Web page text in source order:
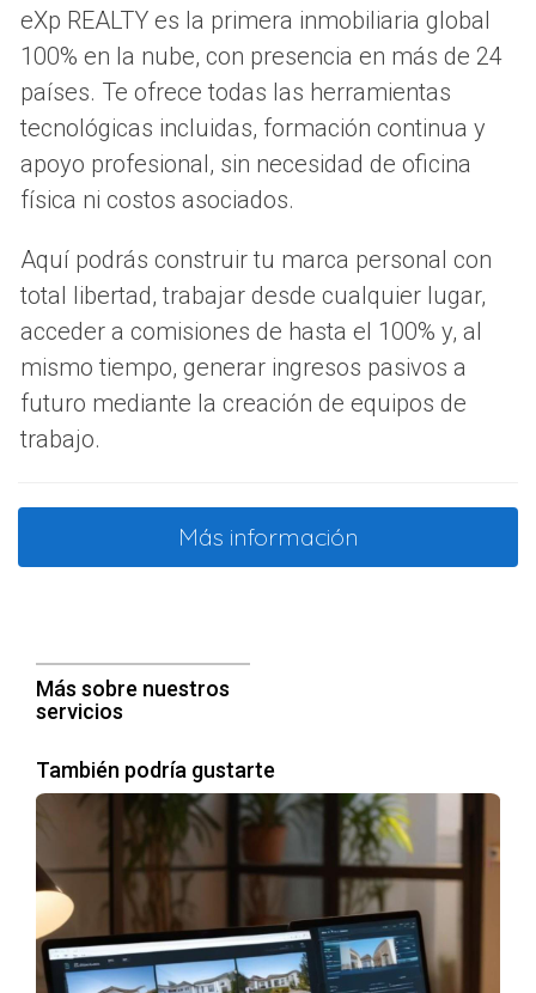
acciones y participar en un sistema de comisiones que no
incluye costos ocultos.
maximizar sus ganancias.
Acceso a un entorno de trabajo virtual, facilitando la
colaboración.
Oportunidades de formación y desarrollo profesional.
Keller Williams
Keller Williams se ha consolidado como un referente en el
sector inmobiliario gracias a su enfoque centrado en el
agente. Esta plataforma prioriza la formación continua,
ofreciendo recursos que permiten a sus agentes
mantenerse actualizados sobre las tendencias del
transparencia y la ética, lo que se traduce en comisiones
claras sin sorpresas financieras. Keller Williams también
cuenta con una plataforma de tecnología avanzada, que
Un enfoque integral en la formación y desarrollo de
agentes.
Una cultura corporativa centrada en la colaboración y
Herramientas tecnológicas que mejoran la eficiencia
operativa.
Remax ha estado en el negocio durante décadas y ha
sabido adaptarse a los cambios en el mercado
inmobiliario. Su plataforma ofrece a los agentes un sólido
respaldo, con acceso a herramientas de marketing y
eXp REALTY es la primera inmobiliaria global
100% en la nube, con presencia en más de 24
países. Te ofrece todas las herramientas
tecnológicas incluidas, formación continua y
apoyo profesional, sin necesidad de oficina
física ni costos asociados.
Aquí podrás construir tu marca personal con
total libertad, trabajar desde cualquier lugar,
acceder a comisiones de hasta el 100% y, al
mismo tiempo, generar ingresos pasivos a
futuro mediante la creación de equipos de
trabajo.
Más información
Más sobre nuestros
servicios
También podría gustarte